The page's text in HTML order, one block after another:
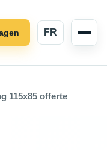
FR
115x85 offerte